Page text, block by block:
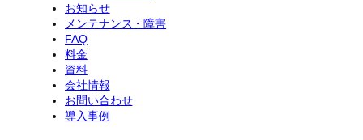
お知らせ
メンテナンス・障害
FAQ
料金
資料
会社情報
お問い合わせ
導入事例